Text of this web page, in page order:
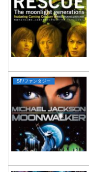
SF/ファンタジー